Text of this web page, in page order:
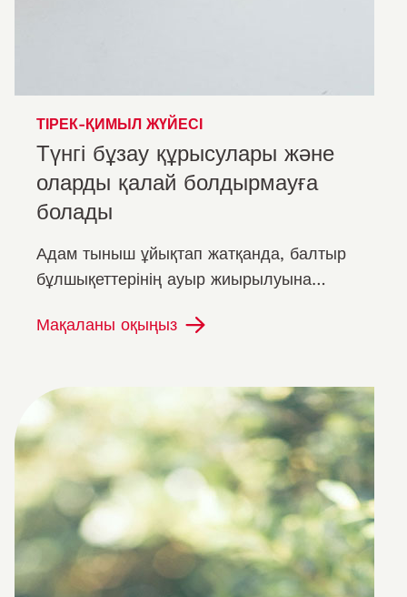
ТІРЕК-ҚИМЫЛ ЖҮЙЕСІ
Түнгі бұзау құрысулары және
оларды қалай болдырмауға
болады
Адам тыныш ұйықтап жатқанда, балтыр
бұлшықеттерінің ауыр жиырылуына
қорқады. Қайырлы түн енді бұзылды.
Мақаланы оқыңыз